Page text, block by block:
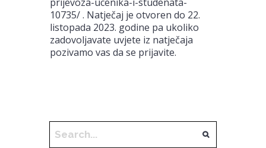
10735/ . Natječaj je otvoren do 22.
listopada 2023. godine pa ukoliko
zadovoljavate uvjete iz natječaja
pozivamo vas da se prijavite.